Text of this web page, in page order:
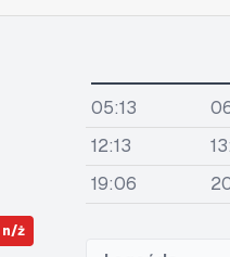
n/ż
05:13
12:13
19:06